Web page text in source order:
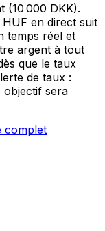
(10 000 DKK).
en direct suit
temps réel et
argent à tout
que le taux
de taux :
sera
complet